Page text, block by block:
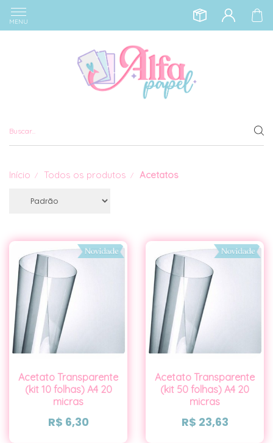
MENU
Início Todos os produtos Acetatos
Acetato Transparente
(kit 10 folhas) A4 20
micras
R$ 6,30
Acetato Transparente
(kit 50 folhas) A4 20
micras
R$ 23,63